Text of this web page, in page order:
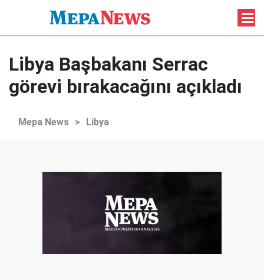
Libya Başbakanı Serrac
görevi bırakacağını açıkladı
Mepa News > Libya